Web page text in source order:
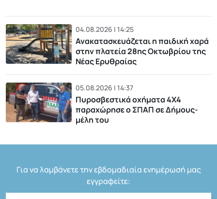
04.08.2026 | 14:25
Ανακατασκευάζεται η παιδική χαρά
στην πλατεία 28ης Οκτωβρίου της
Νέας Ερυθραίας
05.08.2026 | 14:37
Πυροσβεστικά οχήματα 4Χ4
παραχώρησε ο ΣΠΑΠ σε Δήμους-
μέλη του
Για να λαμβάνετε την εβδομαδιαία ενημέρωσή μας
εγγραφείτε: